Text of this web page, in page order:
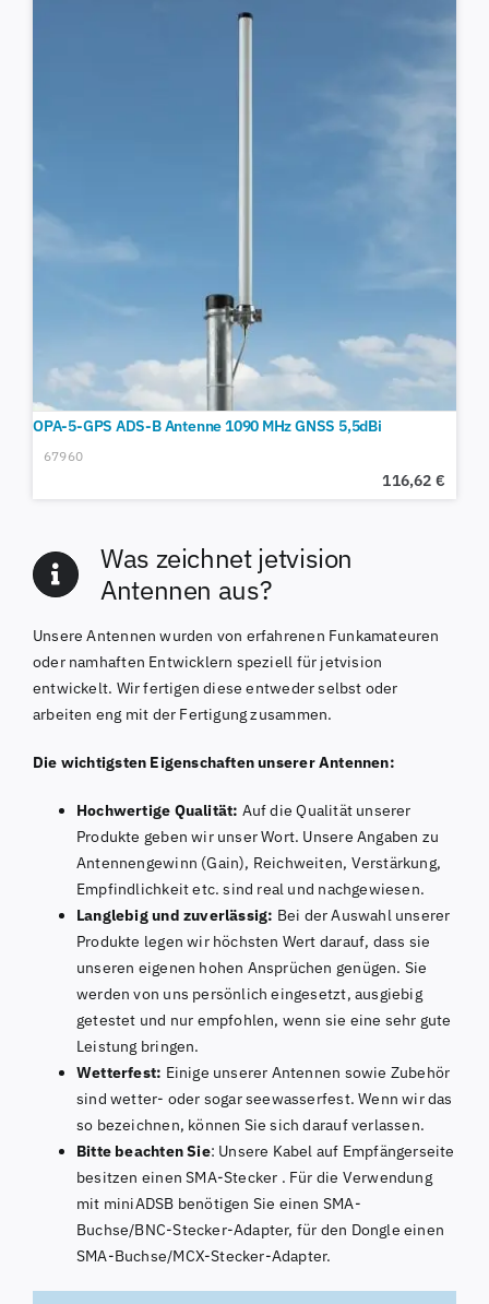
OPA-5-GPS ADS-B Antenne 1090 MHz GNSS 5,5dBi
67960
116,62 €
Was zeichnet jetvision
Antennen aus?
Unsere Antennen wurden von erfahrenen Funkamateuren
oder namhaften Entwicklern speziell für jetvision
entwickelt. Wir fertigen diese entweder selbst oder
arbeiten eng mit der Fertigung zusammen.
Die wichtigsten Eigenschaften unserer Antennen:
Hochwertige Qualität: Auf die Qualität unserer
Produkte geben wir unser Wort. Unsere Angaben zu
Antennengewinn (Gain), Reichweiten, Verstärkung,
Empfindlichkeit etc. sind real und nachgewiesen.
Langlebig und zuverlässig: Bei der Auswahl unserer
Produkte legen wir höchsten Wert darauf, dass sie
unseren eigenen hohen Ansprüchen genügen. Sie
werden von uns persönlich eingesetzt, ausgiebig
getestet und nur empfohlen, wenn sie eine sehr gute
Leistung bringen.
Wetterfest: Einige unserer Antennen sowie Zubehör
sind wetter- oder sogar seewasserfest. Wenn wir das
so bezeichnen, können Sie sich darauf verlassen.
Bitte beachten Sie: Unsere Kabel auf Empfängerseite
besitzen einen SMA-Stecker . Für die Verwendung
mit miniADSB benötigen Sie einen SMA-
Buchse/BNC-Stecker-Adapter, für den Dongle einen
SMA-Buchse/MCX-Stecker-Adapter.